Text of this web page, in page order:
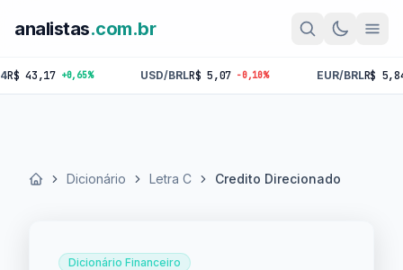
analistas.com.br
43,17 +0,65% USD/BRLR$ 5,07 -0,10% EUR/BRLR$ 5,84 -
Início Dicionário Letra C Credito Direcionado
Dicionário Financeiro